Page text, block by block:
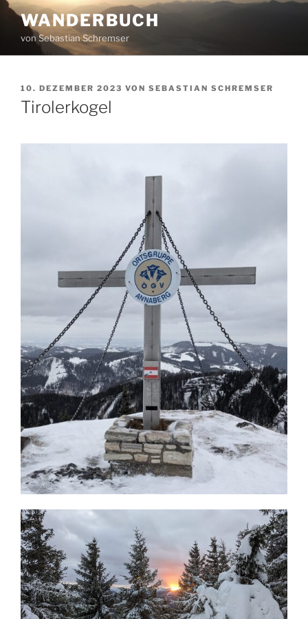
Zum
Inhalt
springen
WANDERBUCH
von Sebastian Schremser
VERÖFFENTLICHT
AM
10. DEZEMBER 2023 VON SEBASTIAN SCHREMSER
Tirolerkogel